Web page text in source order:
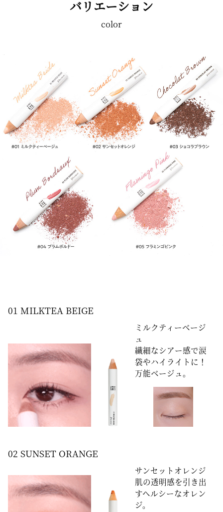
バリエーション
color
01 MILKTEA BEIGE
ミルクティーベージ
ュ
繊細なシアー感で涙
袋やハイライトに！
万能ベージュ。
02 SUNSET ORANGE
サンセットオレンジ
肌の透明感を引き出
すヘルシーなオレン
ジ。